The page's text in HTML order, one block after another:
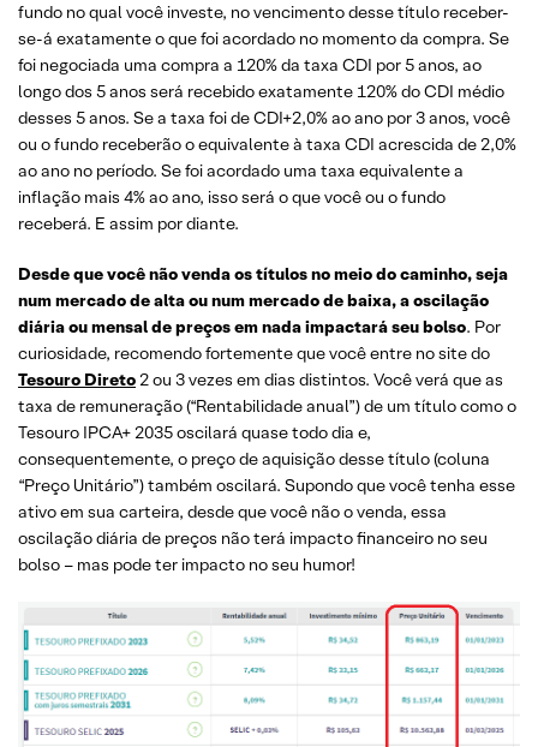
fundo no qual você investe, no vencimento desse título receber-
se-á exatamente o que foi acordado no momento da compra. Se
foi negociada uma compra a 120% da taxa CDI por 5 anos, ao
longo dos 5 anos será recebido exatamente 120% do CDI médio
desses 5 anos. Se a taxa foi de CDI+2,0% ao ano por 3 anos, você
ou o fundo receberão o equivalente à taxa CDI acrescida de 2,0%
ao ano no período. Se foi acordado uma taxa equivalente a
inflação mais 4% ao ano, isso será o que você ou o fundo
receberá. E assim por diante.
Desde que você não venda os títulos no meio do caminho, seja
num mercado de alta ou num mercado de baixa, a oscilação
diária ou mensal de preços em nada impactará seu bolso. Por
curiosidade, recomendo fortemente que você entre no site do
Tesouro Direto 2 ou 3 vezes em dias distintos. Você verá que as
taxa de remuneração (“Rentabilidade anual”) de um título como o
Tesouro IPCA+ 2035 oscilará quase todo dia e,
consequentemente, o preço de aquisição desse título (coluna
“Preço Unitário”) também oscilará. Supondo que você tenha esse
ativo em sua carteira, desde que você não o venda, essa
oscilação diária de preços não terá impacto financeiro no seu
bolso – mas pode ter impacto no seu humor!